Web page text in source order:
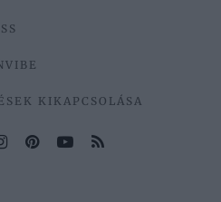
KIKAPCSOLÁSA